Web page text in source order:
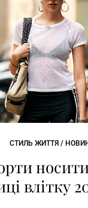
СТИЛЬ ЖИТТЯ /
влітку